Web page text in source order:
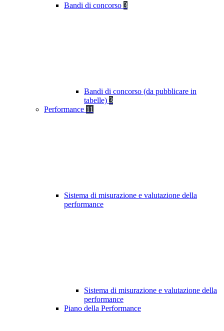
Bandi di concorso 3
Bandi di concorso (da pubblicare in
tabelle) 3
Performance 11
Sistema di misurazione e valutazione della
performance
Sistema di misurazione e valutazione della
performance
Piano della Performance